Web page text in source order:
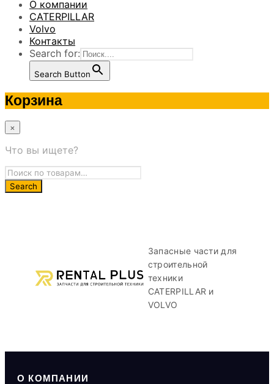
О компании
CATERPILLAR
Volvo
Контакты
Search for:
Search Button
Корзина
×
Что вы ищете?
Запасные части для
строительной
техники
CATERPILLAR и
VOLVO
О КОМПАНИИ